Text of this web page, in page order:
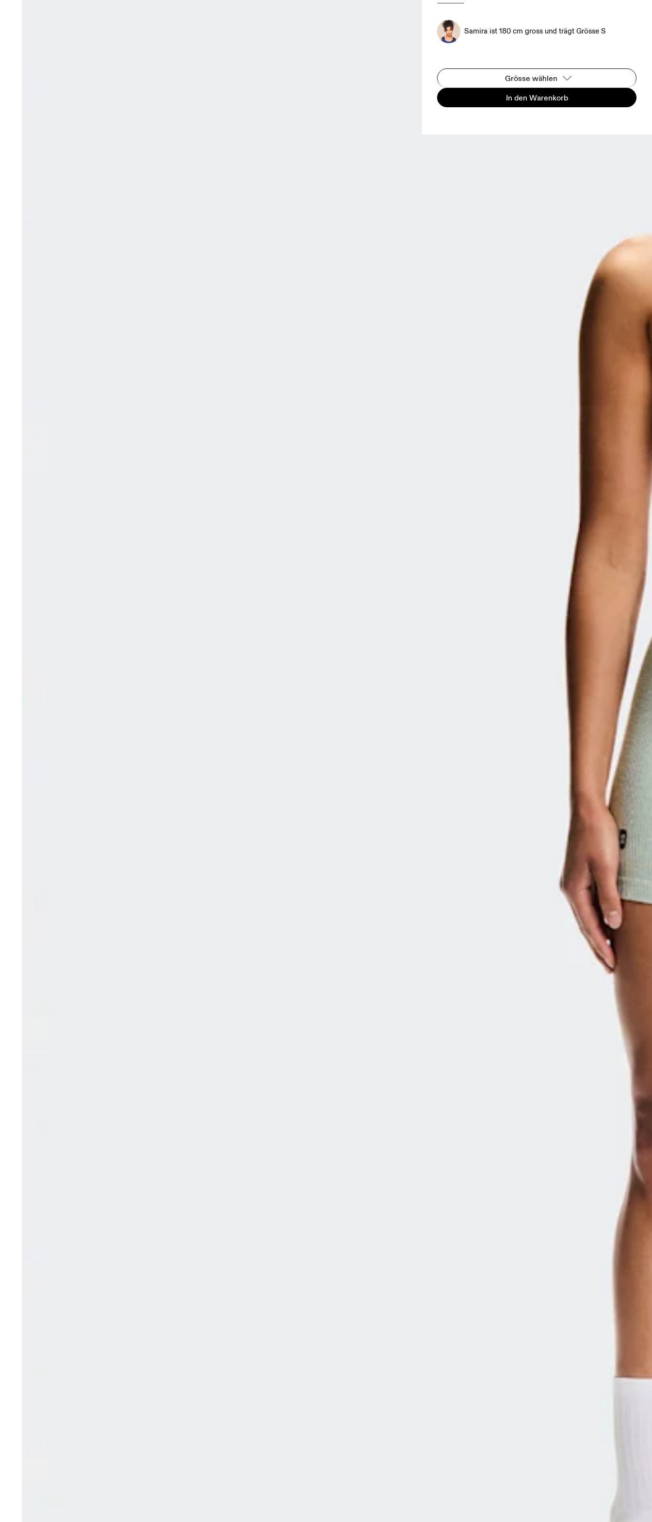
Samira ist 180 cm gross und trägt Grösse S
Grösse wählen
In den Warenkorb